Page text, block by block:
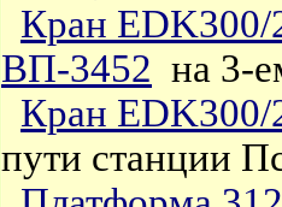
Кран EDK300/
ВП-3452 на 3-
Кран EDK300/
пути станции